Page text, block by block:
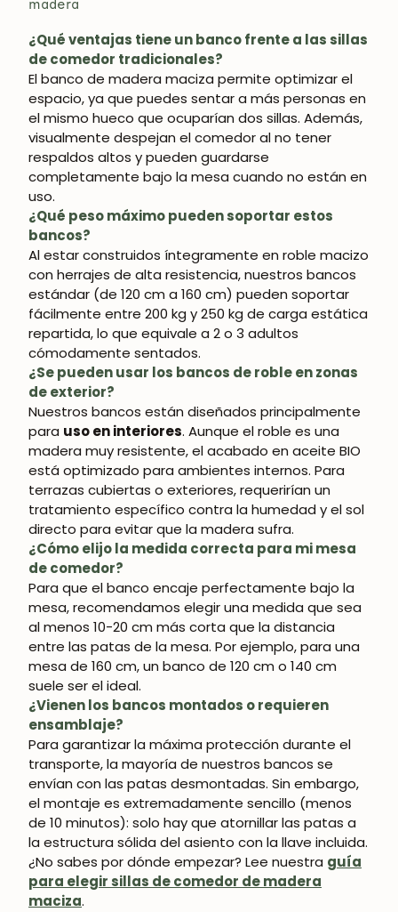
¿Qué ventajas tiene un banco frente a las sillas
de comedor tradicionales?
El banco de madera maciza permite optimizar el
espacio, ya que puedes sentar a más personas en
el mismo hueco que ocuparían dos sillas. Además,
visualmente despejan el comedor al no tener
respaldos altos y pueden guardarse
completamente bajo la mesa cuando no están en
uso.
¿Qué peso máximo pueden soportar estos
bancos?
Al estar construidos íntegramente en roble macizo
con herrajes de alta resistencia, nuestros bancos
estándar (de 120 cm a 160 cm) pueden soportar
fácilmente entre 200 kg y 250 kg de carga estática
repartida, lo que equivale a 2 o 3 adultos
cómodamente sentados.
¿Se pueden usar los bancos de roble en zonas
de exterior?
Nuestros bancos están diseñados principalmente
para uso en interiores. Aunque el roble es una
madera muy resistente, el acabado en aceite BIO
está optimizado para ambientes internos. Para
terrazas cubiertas o exteriores, requerirían un
tratamiento específico contra la humedad y el sol
directo para evitar que la madera sufra.
¿Cómo elijo la medida correcta para mi mesa
de comedor?
Para que el banco encaje perfectamente bajo la
mesa, recomendamos elegir una medida que sea
al menos 10-20 cm más corta que la distancia
entre las patas de la mesa. Por ejemplo, para una
mesa de 160 cm, un banco de 120 cm o 140 cm
suele ser el ideal.
¿Vienen los bancos montados o requieren
ensamblaje?
Para garantizar la máxima protección durante el
transporte, la mayoría de nuestros bancos se
envían con las patas desmontadas. Sin embargo,
el montaje es extremadamente sencillo (menos
de 10 minutos): solo hay que atornillar las patas a
la estructura sólida del asiento con la llave incluida.
¿No sabes por dónde empezar? Lee nuestra guía
para elegir sillas de comedor de madera
maciza.
¡SE PARTE DE NUESTRA
COMUNIDAD!
en tu primera compra.
SUSCRIBIRME